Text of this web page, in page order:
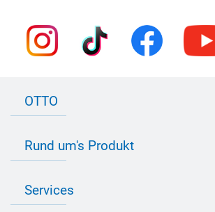
OTTO
Bau Newsletter
Presse
Rund um's Produkt
Farbvielfalt
Services